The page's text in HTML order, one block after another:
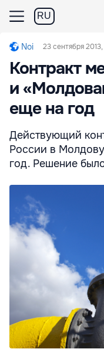
RU
Noi 23 сентября 2013,
Контракт
и
еще на год
Действующий
России в
год. Решение